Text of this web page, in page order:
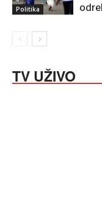
Politika
TV UŽIVO